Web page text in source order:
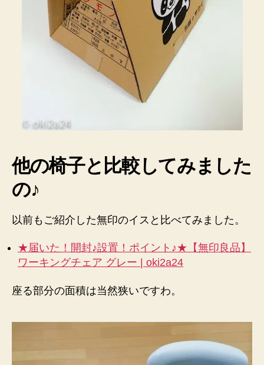
他の椅子と比較してみました
の♪
以前もご紹介した無印のイスと比べてみました。
★届いた！開封♪設置！ポイント♪★【無印良品】
ワーキングチェア グレー | oki2a24
座る部分の面積は当然狭いですわ。